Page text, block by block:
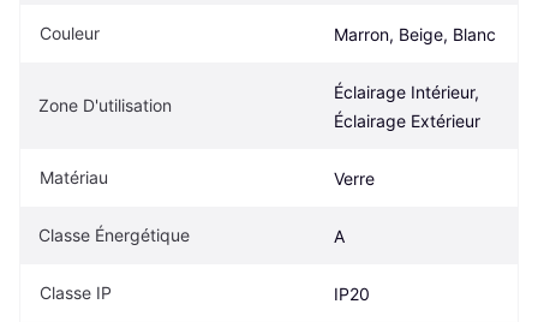
Couleur Marron, Beige, Blanc
Zone D'utilisation
Éclairage Intérieur,
Éclairage Extérieur
Matériau Verre
Classe Énergétique A
Classe IP IP20